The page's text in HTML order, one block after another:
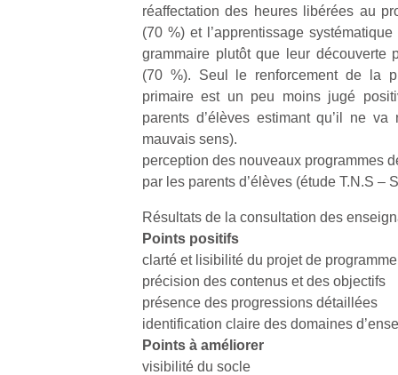
réaffectation des heures libérées au
(70 %) et l’apprentissage
grammaire plutôt que leur découverte
(70 %). Seul le renforcement de la
primaire est un peu moins jugé
parents d’élèves estimant qu’il ne
mauvais sens).
perception des nouveaux programmes
par les parents d’élèves (étude T.N.S –
Résultats de la consultation des
Points positifs
clarté et lisibilité du projet de programme
précision des contenus et des objectifs
présence des progressions détaillées
identification claire des domaines
Points à améliorer
visibilité du socle